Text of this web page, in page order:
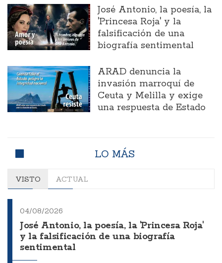
José Antonio, la poesía, la
'Princesa Roja' y la
falsificación de una
biografía sentimental
ARAD denuncia la
invasión marroquí de
Ceuta y Melilla y exige
una respuesta de Estado
LO MÁS
VISTO ACTUAL
04/08/2026
José Antonio, la poesía, la 'Princesa Roja'
y la falsificación de una biografía
sentimental